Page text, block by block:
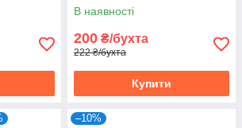
В наявності
200 ₴/бухта
222 ₴/бухта
Купити
–10%